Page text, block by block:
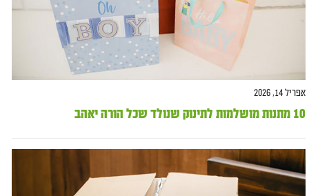
אפריל 14, 2026
10 מתנות מושלמות לתינוק שנולד שכל הורה יאהב